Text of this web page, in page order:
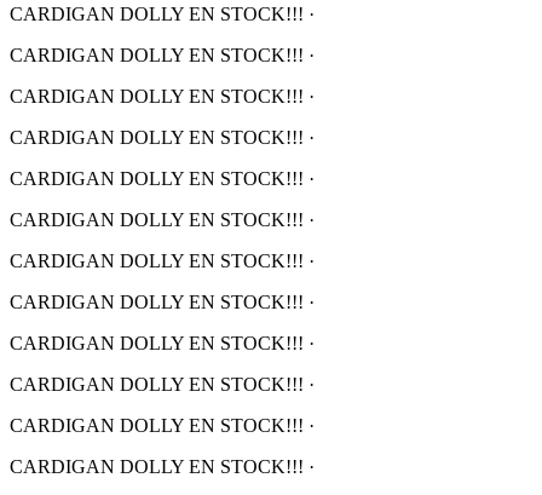
CARDIGAN DOLLY EN STOCK!!! ·
CARDIGAN DOLLY EN STOCK!!! ·
CARDIGAN DOLLY EN STOCK!!! ·
CARDIGAN DOLLY EN STOCK!!! ·
CARDIGAN DOLLY EN STOCK!!! ·
CARDIGAN DOLLY EN STOCK!!! ·
CARDIGAN DOLLY EN STOCK!!! ·
CARDIGAN DOLLY EN STOCK!!! ·
CARDIGAN DOLLY EN STOCK!!! ·
CARDIGAN DOLLY EN STOCK!!! ·
CARDIGAN DOLLY EN STOCK!!! ·
CARDIGAN DOLLY EN STOCK!!! ·